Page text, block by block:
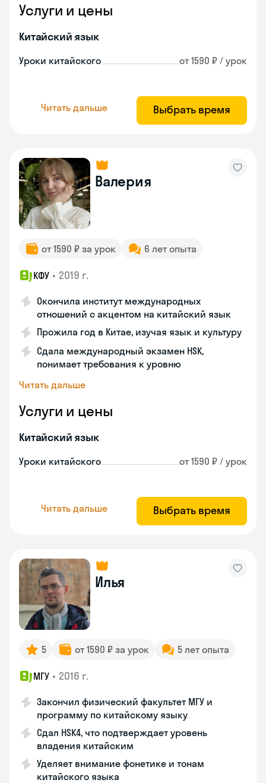
Услуги и цены
Китайский язык
Уроки китайского от 1590 ₽ / урок
Читать дальше Выбрать время
Валерия
от 1590 ₽ за урок 6 лет опыта
КФУ • 2019 г.
Окончила институт международных
отношений с акцентом на китайский язык
Прожила год в Китае, изучая язык и культуру
Сдала международный экзамен HSK,
понимает требования к уровню
Читать дальше
Услуги и цены
Китайский язык
Уроки китайского от 1590 ₽ / урок
Читать дальше Выбрать время
Илья
5 от 1590 ₽ за урок 5 лет опыта
МГУ • 2016 г.
Закончил физический факультет МГУ и
программу по китайскому языку
Сдал HSK4, что подтверждает уровень
владения китайским
Уделяет внимание фонетике и тонам
китайского языка